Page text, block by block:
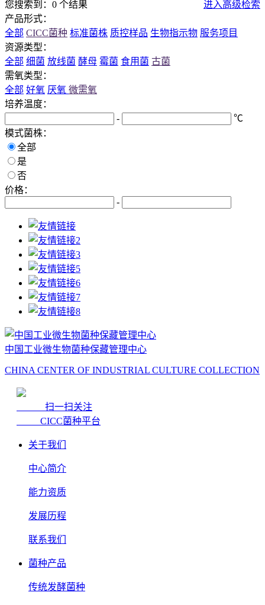
您搜索到：0 个结果
进入高级检索
产品形式：
全部 CICC菌种 标准菌株 质控样品 生物指示物 服务项目
资源类型：
全部 细菌 放线菌 酵母 霉菌 食用菌 古菌
需氧类型：
全部 好氧 厌氧 微需氧
培养温度：
-
℃
模式菌株：
全部
是
否
价格：
-
中国工业微生物菌种保藏管理中心
CHINA CENTER OF INDUSTRIAL CULTURE COLLECTION
扫一扫关注
CICC菌种平台
关于我们
中心简介
能力资质
发展历程
联系我们
菌种产品
传统发酵菌种